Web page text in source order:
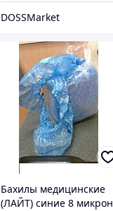
DOSSMarket
Бахилы медицинские
(ЛАЙТ) синие 8 микрон